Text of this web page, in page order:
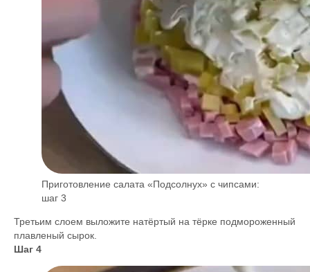
Приготовление салата «Подсолнух» с чипсами:
шаг 3
Третьим слоем выложите натёртый на тёрке подмороженный
плавленый сырок.
Шаг 4